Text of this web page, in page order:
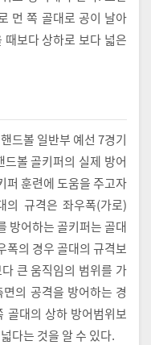
먼 쪽 골대로 공이 날아
보다 상하로 보다 넓은
드볼 일반부 예선 7경기
볼 골키퍼의 실제 방어
퍼 훈련에 도움을 주고자
규격은 좌우폭(가로)
방어하는 골키퍼는 골대
폭의 경우 골대의 규격보
큰 움직임의 범위를 가
의 공격을 방어하는 경
골대의 상하 방어범위보
다는 것을 알 수 있다.